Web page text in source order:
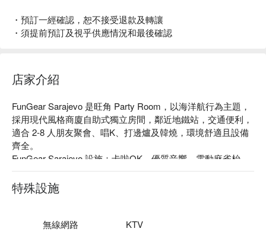
・預訂一經確認，恕不接受退款及轉讓
・須提前預訂及視乎供應情況和最後確認
店家介紹
FunGear Sarajevo 是旺角 Party Room，以海洋航行為主題，
採用現代風格商廈自助式獨立房間，鄰近地鐵站，交通便利，
適合 2-8 人朋友聚會、唱K、打邊爐及韓燒，環境舒適且設備
齊全。
FunGear Sarajevo 設施：卡啦OK、優質音響、電動麻雀枱、
多款桌上遊戲、Switch、Poker、Netflix、打邊爐、韓燒
FunGear Sarajevo 價格：3小時 HKD 300 起
旺角 Party Room - FunGear Sarajevo 預訂
特殊設施
無線網路 KTV